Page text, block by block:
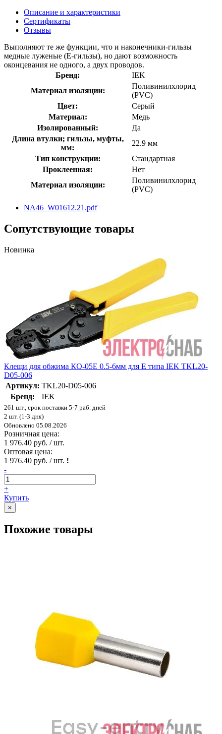
Описание и характеристики
Сертификаты
Отзывы
Выполняют те же функции, что и наконечники-гильзы
медные луженые (Е-гильзы), но дают возможность
оконцевания не одного, а двух проводов.
Бренд:
IEK
Материал изоляции:
Поливинилхлорид
(PVC)
Цвет:
Серый
Материал:
Медь
Изолированный:
Да
Длина втулки; гильзы, муфты,
мм:
22.9 мм
Тип конструкции:
Стандартная
Проклеенная:
Нет
Материал изоляции:
Поливинилхлорид
(PVC)
NA46_W01612.21.pdf
Сопутствующие товары
Новинка
Клещи для обжима КО-05Е 0.5-6мм для Е типа IEK TKL20-
D05-006
Артикул: TKL20-D05-006
Бренд:
IEK
261 шт., срок поставки 5-7 раб. дней
2 шт. (1-3 дня)
Обновлено 05.08.2026
Розничная цена:
1 976.40 руб. / шт.
Оптовая цена:
1 976.40 руб. / шт. !
-
+
Купить
×
Похожие товары